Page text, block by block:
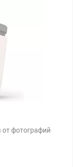
от фотографий